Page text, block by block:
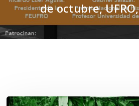
de octubre,